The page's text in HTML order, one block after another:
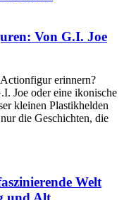
Von G.I. Joe
erinnern?
Joe oder eine ikonische
kleinen Plastikhelden
die Geschichten, die
Welt